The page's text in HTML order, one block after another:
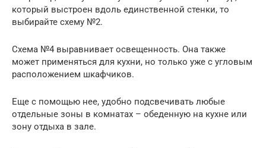
который выстроен вдоль единственной стенки, то
выбирайте схему №2.
Схема №4 выравнивает освещенность. Она также
может применяться для кухни, но только уже с угловым
расположением шкафчиков.
Еще с помощью нее, удобно подсвечивать любые
отдельные зоны в комнатах – обеденную на кухне или
зону отдыха в зале.